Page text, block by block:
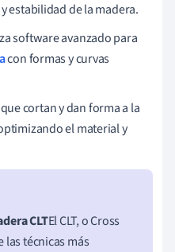
estabilidad de la madera.
software avanzado para
con formas y curvas
cortan y dan forma a la
el material y
CLTEl CLT, o Cross
las técnicas más